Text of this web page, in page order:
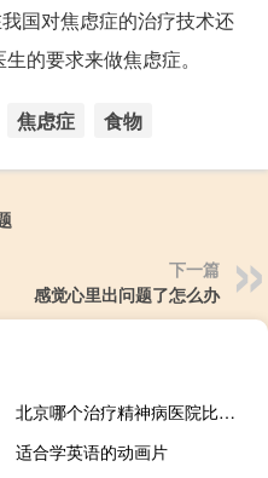
国对焦虑症的治疗技术还
的要求来做焦虑症。
焦虑症 食物
下一篇
感觉心里出问题了怎么办
北京哪个治疗精神病医院比较好
适合学英语的动画片